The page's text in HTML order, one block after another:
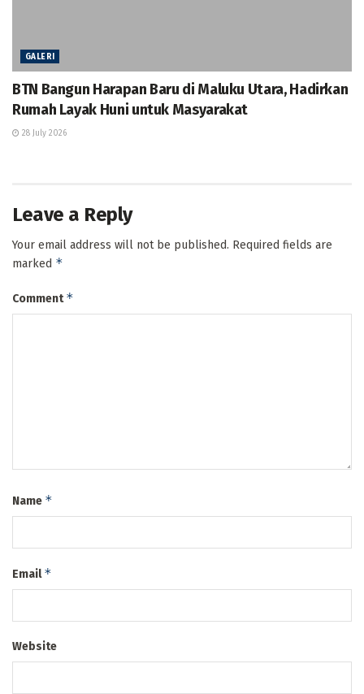
GALERI
BTN Bangun Harapan Baru di Maluku Utara, Hadirkan
Rumah Layak Huni untuk Masyarakat
28 July 2026
Leave a Reply
Your email address will not be published. Required fields are
marked *
Comment*
Name *
Email*
Website